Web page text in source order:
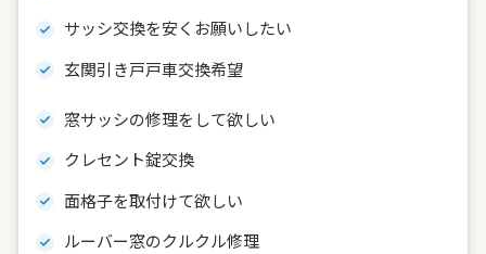
サッシ交換を安くお願いしたい
玄関引き戸戸車交換希望
窓サッシの修理をして欲しい
クレセント錠交換
面格子を取付けて欲しい
ルーバー窓のクルクル修理